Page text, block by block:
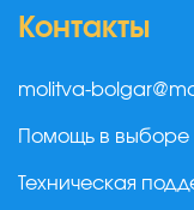
Контакты
molitva-
Помощь в выборе
Техническая